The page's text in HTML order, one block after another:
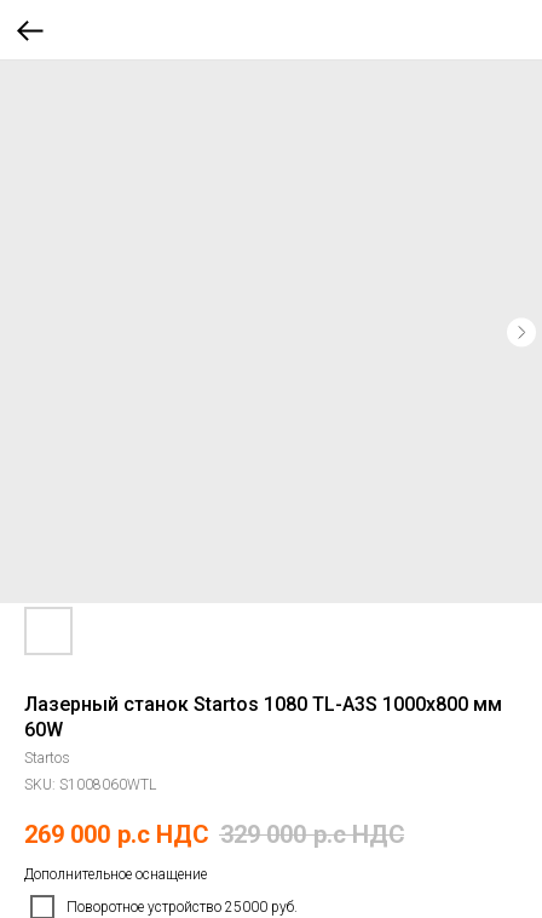
Лазерный станок Startos 1080 TL-A3S 1000х800 мм
60W
Startos
SKU: S1008060WTL
269 000 р.c НДС 329 000 р.c НДС
Дополнительное оснащение
Поворотное устройство 25000 руб.